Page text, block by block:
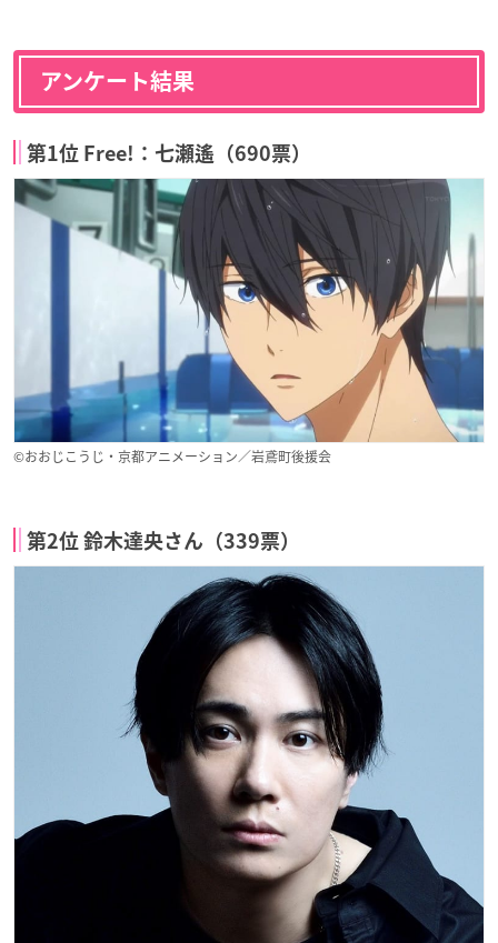
アンケート結果
第1位 Free!：七瀬遙（690票）
©おおじこうじ・京都アニメーション／岩鳶町後援会
第2位 鈴木達央さん（339票）